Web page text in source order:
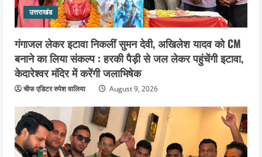
उत्तराखंड
गंगाजल लेकर इटावा निकलीं सुमन देवी, अखिलेश यादव को CM
बनाने का लिया संकल्प : हरकी पैड़ी से जल लेकर पहुंचेंगी इटावा,
केदारेश्वर मंदिर में करेंगी जलाभिषेक
चीफ एडिटर रुपेश वालिया August 9, 2026